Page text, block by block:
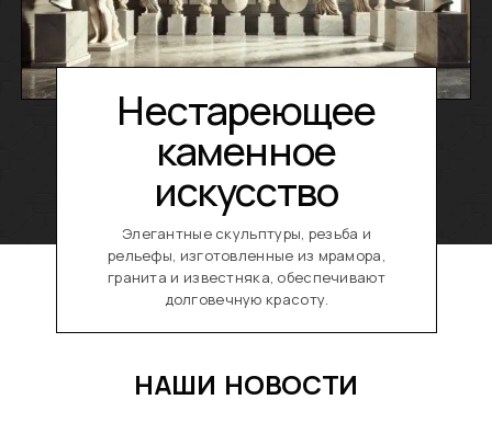
Нестареющее
каменное
искусство
Элегантные скульптуры, резьба и
рельефы, изготовленные из мрамора,
гранита и известняка, обеспечивают
долговечную красоту.
НАШИ НОВОСТИ